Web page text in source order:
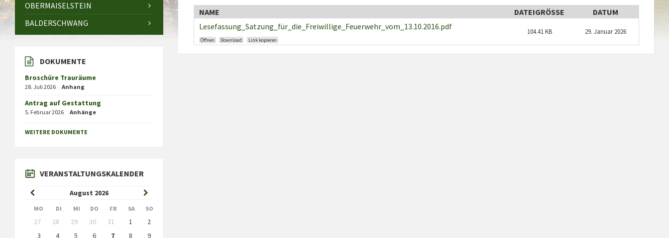
NAME DATEIGRÖSSE
DATUM
Lesefassung_Satzung_für_die_Freiwillige_Feuerwehr_vom_13.10.2016.pdf
Öffnen Download Link kopieren
104.41 KB 29. Januar 2026
OBERMAISELSTEIN
BALDERSCHWANG
DOKUMENTE
Broschüre Trauräume
28. Juli 2026 Anhang
Antrag auf Gestattung
5. Februar 2026 Anhänge
WEITERE DOKUMENTE
VERANSTALTUNGSKALENDER
August 2026
Previous
Month
Month
MO DI MI DO FR SA SO
Skip
calendar
days
27 28 29 30 31 1
2
3
4 5 6 7 8
9